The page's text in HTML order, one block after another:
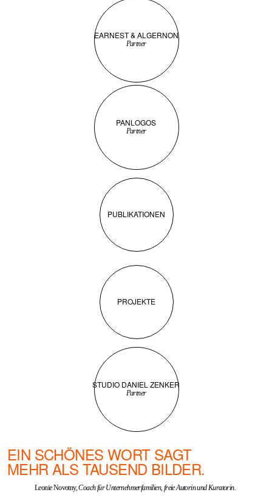
EARNEST & ALGERNON
Partner
PANLOGOS
Partner
PUBLIKATIONEN
PROJEKTE
STUDIO DANIEL ZENKER
Partner
EIN SCHÖNES WORT SAGT
MEHR ALS TAUSEND BILDER.
Leonie Novotny,Coach für Unternehmerfamilien, freie Autorin und Kuratorin.